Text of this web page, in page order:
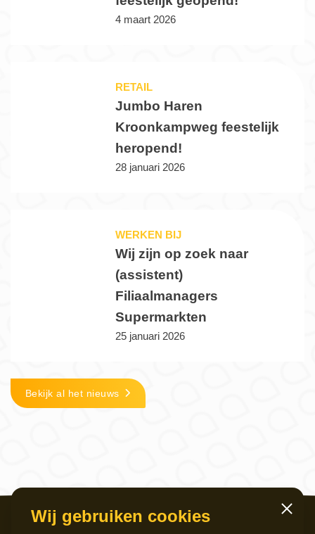
4 maart 2026
RETAIL
Jumbo Haren
Kroonkampweg feestelijk
heropend!
28 januari 2026
WERKEN BIJ
Wij zijn op zoek naar
(assistent)
Filiaalmanagers
Supermarkten
25 januari 2026
Bekijk al het nieuws
Wij gebruiken cookies Sluiten